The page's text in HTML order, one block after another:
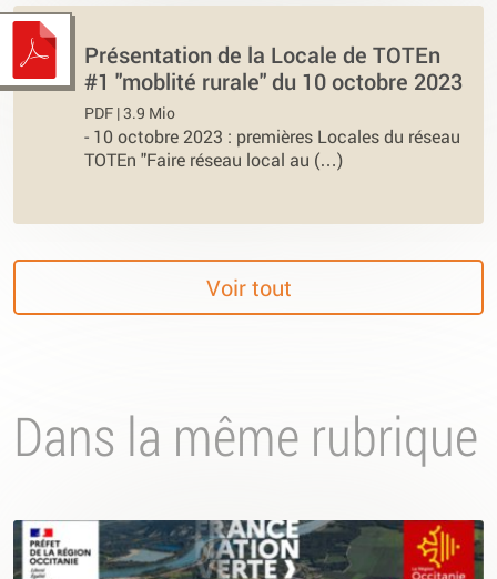
Présentation de la Locale de TOTEn
#1 "moblité rurale" du 10 octobre 2023
PDF | 3.9 Mio
- 10 octobre 2023 : premières Locales du réseau
TOTEn "Faire réseau local au (…)
Voir tout
Dans la même rubrique